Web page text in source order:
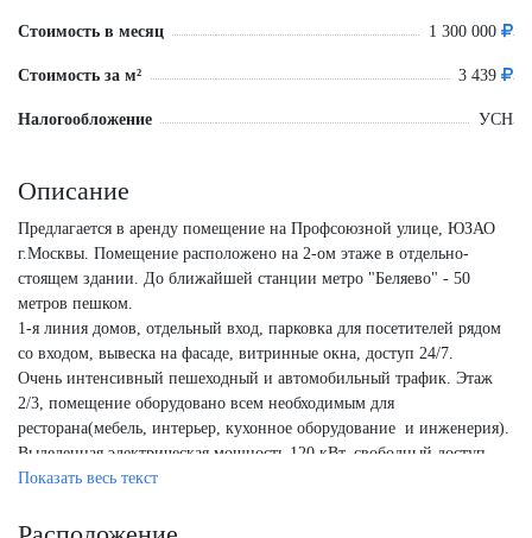
Стоимость в месяц 1 300 000
Стоимость за м² 3 439
Налогообложение УСН
Описание
Предлагается в аренду помещение на Профсоюзной улице, ЮЗАО
г.Москвы. Помещение расположено на 2-ом этаже в отдельно-
стоящем здании. До ближайшей станции метро "Беляево" - 50
метров пешком.
1-я линия домов, отдельный вход, парковка для посетителей рядом
со входом, вывеска на фасаде, витринные окна, доступ 24/7.
Очень интенсивный пешеходный и автомобильный трафик. Этаж
2/3, помещение оборудовано всем необходимым для
ресторана(мебель, интерьер, кухонное оборудование и инженерия).
Выделенная электрическая мощность 120 кВт, свободный доступ
24/7.
Показать весь текст